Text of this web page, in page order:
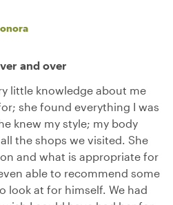
and over
little knowledge about me
she found everything I was
knew my style; my body
the shops we visited. She
and what is appropriate for
able to recommend some
look at for himself. We had